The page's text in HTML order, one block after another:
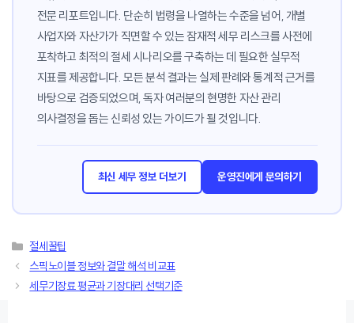
전문 리포트입니다. 단순히 법령을 나열하는 수준을 넘어, 개별
사업자와 자산가가 직면할 수 있는 잠재적 세무 리스크를 사전에
포착하고 최적의 절세 시나리오를 구축하는 데 필요한 실무적
지표를 제공합니다. 모든 분석 결과는 실제 판례와 통계적 근거를
바탕으로 검증되었으며, 독자 여러분의 현명한 자산 관리
의사결정을 돕는 신뢰성 있는 가이드가 될 것입니다.
최신 세무 정보 더보기 운영진에게 문의하기
카
테
고
리
절세꿀팁
스픽노이블 정보와 결말 해석 비교표
세무기장료 평균과 기장대리 선택기준